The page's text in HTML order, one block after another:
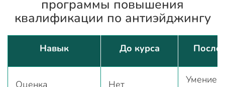
программы повышения
квалификации по антиэйджингу
Навык До курса После
Оценка
Нет
Умение